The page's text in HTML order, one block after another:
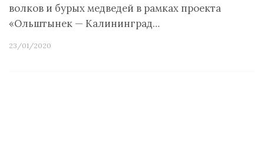
волков и бурых медведей в рамках проекта
«Ольштынек — Калининград…
23/01/2020